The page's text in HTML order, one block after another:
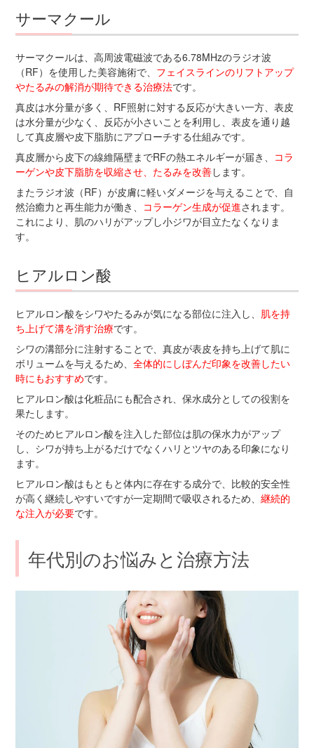
サーマクール
サーマクールは、高周波電磁波である6.78MHzのラジオ波
（RF）を使用した美容施術で、 フェイスラインのリフトアップ
やたるみの解消が期待できる治療法です。
真皮は水分量が多く、RF照射に対する反応が大きい一方、表皮
は水分量が少なく、反応が小さいことを利用し、表皮を通り越
して真皮層や皮下脂肪にアプローチする仕組みです。
真皮層から皮下の線維隔壁までRFの熱エネルギーが届き、 コラ
ーゲンや皮下脂肪を収縮させ、たるみを改善します。
またラジオ波（RF）が皮膚に軽いダメージを与えることで、自
然治癒力と再生能力が働き、 コラーゲン生成が促進されます。
これにより、肌のハリがアップし小ジワが目立たなくなりま
す。
ヒアルロン酸
ヒアルロン酸をシワやたるみが気になる部位に注入し、 肌を持
ち上げて溝を消す治療です。
シワの溝部分に注射することで、真皮が表皮を持ち上げて肌に
ボリュームを与えるため、全体的にしぼんだ印象を改善したい
時にもおすすめです。
ヒアルロン酸は化粧品にも配合され、保水成分としての役割を
果たします。
そのためヒアルロン酸を注入した部位は肌の保水力がアップ
し、シワが持ち上がるだけでなくハリとツヤのある印象になり
ます。
ヒアルロン酸はもともと体内に存在する成分で、比較的安全性
が高く継続しやすいですが一定期間で吸収されるため、継続的
な注入が必要です。
年代別のお悩みと治療方法